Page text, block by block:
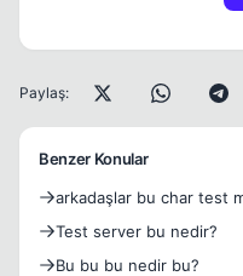
Paylaş:
Benzer Konular
arkadaşlar bu char test
Test server bu nedir?
Bu bu bu nedir bu?